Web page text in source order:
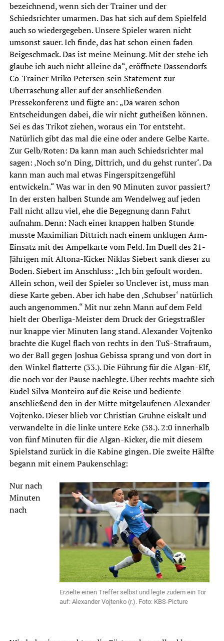
bezeichnend, wenn sich der Trainer und der
Schiedsrichter umarmen. Das hat sich auf dem Spielfeld
auch so wiedergegeben. Unsere Spieler waren nicht
umsonst sauer. Ich finde, das hat schon einen faden
Beigeschmack. Das ist meine Meinung. Mit der stehe ich
glaube ich auch nicht alleine da“, eröffnete Dassendorfs
Co-Trainer Mriko Petersen sein Statement zur
Überraschung aller auf der anschließenden
Pressekonferenz und fügte an: „Da waren schon
Entscheidungen dabei, die wir nicht gutheißen können.
Sei es das Trikot ziehen, woraus ein Tor entsteht.
Natürlich gibt das mal die eine oder andere Gelbe Karte.
Zur Gelb/Roten: Da kann man auch Schiedsrichter mal
sagen: ‚Noch so’n Ding, Dittrich, und du gehst runter‘. Da
kann man auch mal etwas Fingerspitzengefühl
entwickeln.“ Was war in den 90 Minuten zuvor passiert?
In der ersten halben Stunde am Wendelweg auf jeden
Fall nicht allzu viel, ehe die Begegnung dann Fahrt
aufnahm. Denn: Nach einer knappen halben Stunde
musste Maximilian Dittrich nach einem unklugen Arm-
Einsatz mit der Ampelkarte vom Feld. Im Duell des 21-
Jährigen mit Altona-Kicker Niklas Siebert sank dieser zu
Boden. Siebert im Anschluss: „Ich bin gefoult worden.
Allein schon, weil der Spieler so Unclever ist, muss man
diese Karte geben. Aber ich habe den ‚Schubser‘ natürlich
auch angenommen.“ Mit nur zehn Mann auf dem Feld
hielt der Oberliga-Meister dem Druck der Griegstraßler
nur knappe vier Minuten lang stand. Alexander Vojtenko
brachte die Kugel flach von rechts in den TuS-Strafraum,
wo der Ball gegen Joshua Gebissa sprang und von dort in
den Winkel flatterte (33.). Die Führung für die Algan-Elf,
die noch vor der Pause nachlegte. Über rechts machte sich
Eudel Silva Monteiro auf die Reise und bediente
anschließend den in der Mitte mitgelaufenen Alexander
Vojtenko. Dieser blieb vor Christian Gruhne eiskalt und
verwandelte in die linke untere Ecke (38.). 2:0 innerhalb
von fünf Minuten für die Algan-Kicker, die mit diesem
Spielstand zurück in die Kabine gingen. Die zweite Hälfte
begann mit einem Paukenschlag:
Erzielte einen Treffer selbst und legte zudem ein Tor
auf: Alexander Vojtenko (r.). Foto: KBS-Picture
Nur nach
Minuten
nach